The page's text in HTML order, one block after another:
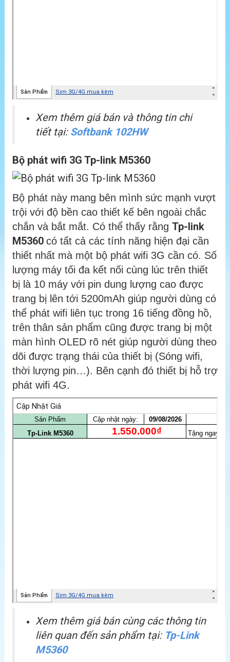
Xem thêm giá bán và thông tin chi
tiết tại: Softbank 102HW
Bộ phát wifi 3G Tp-link M5360
Bộ phát này mang bên mình sức mạnh vượt
trội với độ bền cao thiết kế bên ngoài chắc
chắn và bắt mắt. Có thể thấy rằng Tp-link
M5360 có tất cả các tính năng hiện đại cần
thiết nhất mà một bộ phát wifi 3G cần có. Số
lượng máy tối đa kết nối cùng lúc trên thiết
bị là 10 máy với pin dung lượng cao được
trang bị lên tới 5200mAh giúp người dùng có
thể phát wifi liên tục trong 16 tiếng đồng hồ,
trên thân sản phẩm cũng được trang bị một
màn hình OLED rõ nét giúp người dùng theo
dõi được trạng thái của thiết bị (Sóng wifi,
thời lượng pin…). Bên cạnh đó thiết bị hỗ trợ
phát wifi 4G.
Xem thêm giá bán cùng các thông tin
liên quan đến sản phẩm tại: Tp-Link
M5360